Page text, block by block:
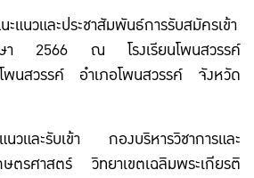
ะแนวและประชาสัมพันธ์การรับสมัครเข้า
า 2566 ณ โรงเรียนโพนสวรรค์
นสวรรค์ อำเภอโพนสวรรค์ จังหวัด
นวและรับเข้า กองบริหารวิชาการและ
รศาสตร์ วิทยาเขตเฉลิมพระเกียรติ